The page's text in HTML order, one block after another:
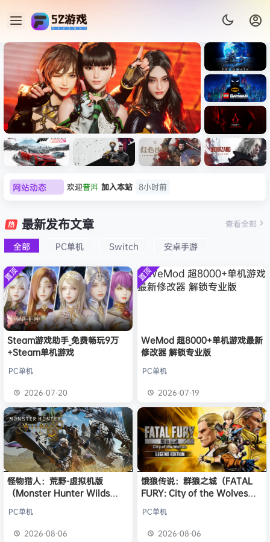
虚拟机版/Assassin’s Creed
HYPERVISOR》免安装中文
版
《识质存
在/PRAG
MATA》
免安装中
文版
《乐高蝙
蝠侠：黑
暗骑士之
Dark
Creed
拟机
速：地平
线
6（Forza
Horizon
6）免安装
中文版
心/Atomi
c
Heart》
文版
n Desert
HYPERVI
SOR）免
安装中文
版
9：安魂
Requiem
）免安装
中文版
网站动态 欢迎0**3 加入本站
9小时前
欢迎 V****y
欢迎j***j
欢迎1******4 加入本站
8月5日
w******g 签到获取 49 点积分 8月4日
欢迎w******g 加入本站
8月4日
欢迎Z******U 加入本站
欢迎k******2 加入本站
欢迎C****i 加入本站
8月4日
欢迎
8小时前
加入本站 8小时前
8小时前
最新发布文章
全部 PC单机 Switch 安卓手游
查看全部
置顶
Steam游戏助手_免费畅玩9万
+Steam单机游戏
PC单机
2026-07-20
置顶
WeMod 超8000+单机游戏最新
修改器 解锁专业版
PC单机
2026-07-19
怪物猎人：荒野-虚拟机版
（Monster Hunter Wilds
PC单机
2026-08-06
饿狼传说：群狼之城（FATAL
FURY: City of the Wolves）
PC单机
2026-08-06